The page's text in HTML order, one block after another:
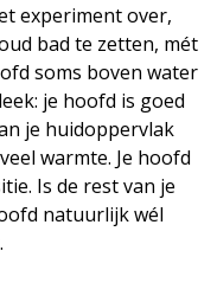
experiment over,
bad te zetten, mét
soms boven water
je hoofd is goed
je huidoppervlak
warmte. Je hoofd
Is de rest van je
natuurlijk wél